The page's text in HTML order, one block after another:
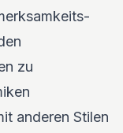
zu
anderen Stilen